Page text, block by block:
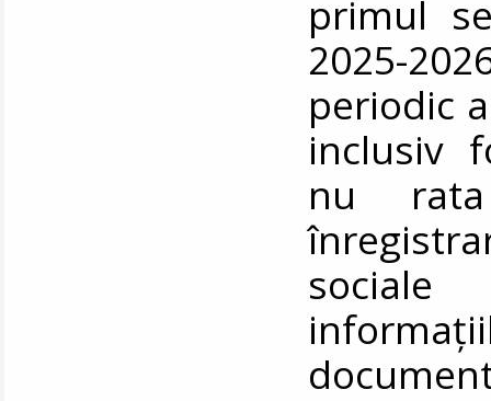
primul
2025-
periodic
inclusiv
nu
sociale